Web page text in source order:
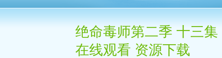
绝命毒师第二季 十三
在线观看 资源下载